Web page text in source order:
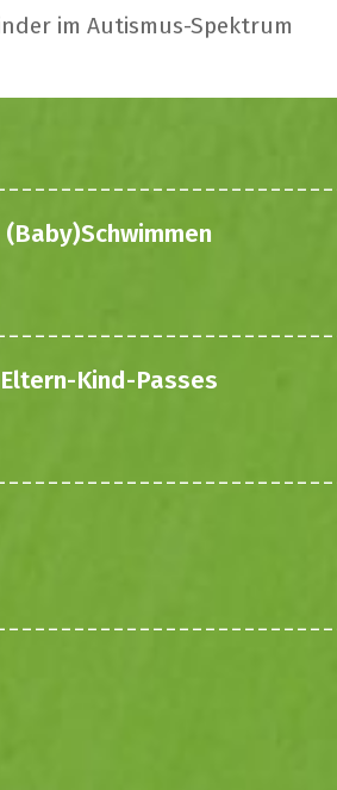
im Autismus-Spektrum
Kind-Passes